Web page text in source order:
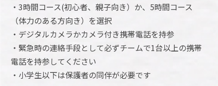
・3時間コース(初心者、親子向き）か、5時間コース
（体力のある方向き）を選択
・デジタルカメラかカメラ付き携帯電話を持参
・緊急時の連絡手段として必ずチームで1台以上の携帯
電話を持参してください
・小学生以下は保護者の同伴が必要です